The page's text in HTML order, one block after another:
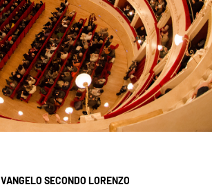
VANGELO SECONDO LORENZO